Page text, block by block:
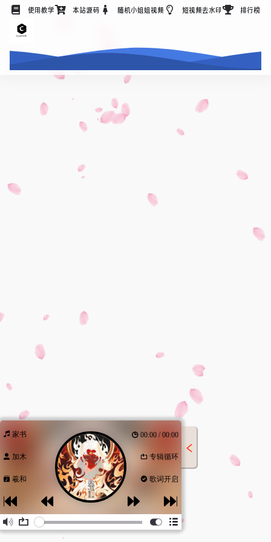
使用教学 本站源码 随机小姐姐视频 短视频去水印 排行榜
家书 00:00 / 00:00
加木 专辑循环
羲和 歌词开启